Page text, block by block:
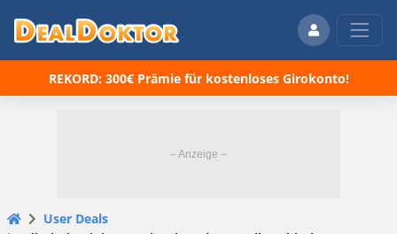
REKORD: 300€ Prämie für kostenloses Girokonto!
User Deals